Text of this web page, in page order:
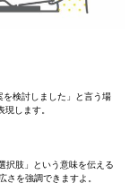
を検討しました」と言う場
現します。
択肢」という意味を伝える
さを強調できますよ。